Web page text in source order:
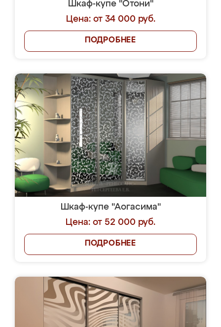
Шкаф-купе "Отони"
Цена: от 34 000 руб.
ПОДРОБНЕЕ
Шкаф-купе "Аогасима"
Цена: от 52 000 руб.
ПОДРОБНЕЕ